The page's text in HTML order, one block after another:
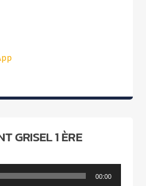
GRISEL 1 ÈRE
00:00